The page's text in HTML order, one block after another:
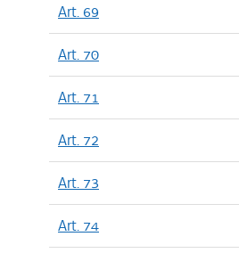
Art. 69
Art. 70
Art. 71
Art. 72
Art. 73
Art. 74